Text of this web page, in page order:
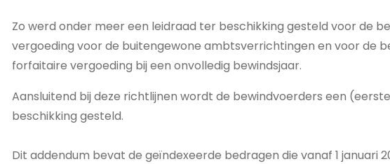
Zo werd onder meer een leidraad ter beschikking gesteld voor de
vergoeding voor de buitengewone ambtsverrichtingen en voor de
forfaitaire vergoeding bij een onvolledig bewindsjaar.
Aansluitend bij deze richtlijnen wordt de bewindvoerders een
beschikking gesteld.
Dit addendum bevat de geïndexeerde bedragen die vanaf 1 januari